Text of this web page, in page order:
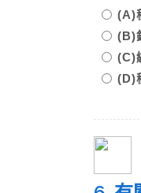
(A)
(B)
(C)
(D)